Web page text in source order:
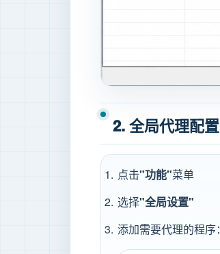
2. 全局代理配置
点击"功能"菜单
选择"全局设置"
添加需要代理的程序：